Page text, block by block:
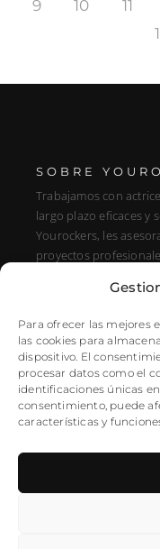
Para ofrecer las mejores
las cookies para
dispositivo. El
procesar datos como el
identificaciones únicas
consentimiento, puede
características y
9
10 11
SOBRE
Trabajamos con
largo plazo eficaces y
Yourockers, les
proyectos
DIRECCIÓN
SÍGUENOS
Instagram
NEWSLETTER